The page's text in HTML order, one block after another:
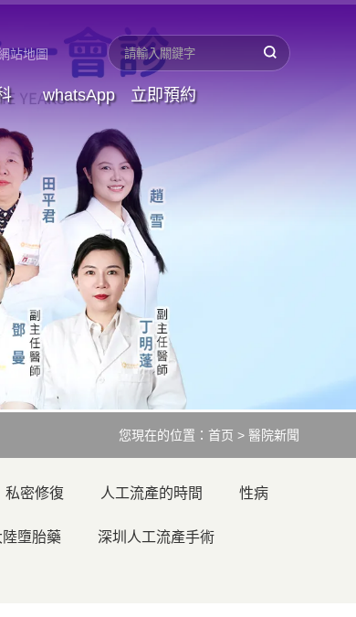
站地圖
whatsApp 立即預約
您現在的位置： 首页 > 醫院新聞
私密修復 人工流產的時間 性病
陸墮胎藥 深圳人工流產手術